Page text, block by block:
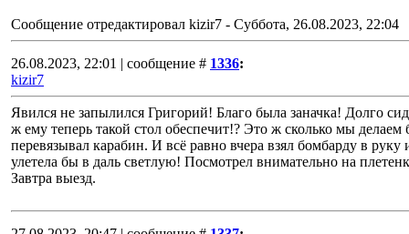
Сообщение отредактировал kizir7 - Суббота, 26.08.2023, 22:04
26.08.2023, 22:01 | сообщение # 1336:
kizir7
Явился не запылился Григорий! Благо была заначка! Долго
ж ему теперь такой стол обеспечит!? Это ж сколько мы
перевязывал карабин. И всё равно вчера взял бомбарду в
улетела бы в даль светлую! Посмотрел внимательно на
Завтра выезд.